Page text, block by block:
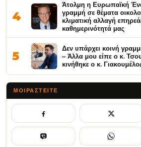
4
Άτολμη η Ευρωπαϊκή
γραμμή σε θέματα
κλιματική αλλαγή
καθημερινότητά μας
5
Δεν υπάρχει κοινή
– Άλλα μου είπε ο κ.
κινήθηκε ο κ.
ΜΟΙΡΑΣΤΕΊΤΕ